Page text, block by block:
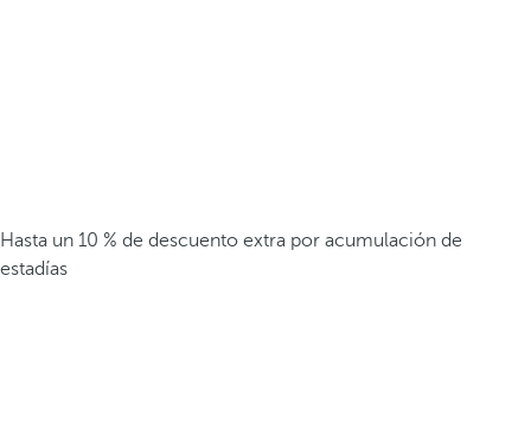
Hasta un 10 % de descuento extra por acumulación de
estadías